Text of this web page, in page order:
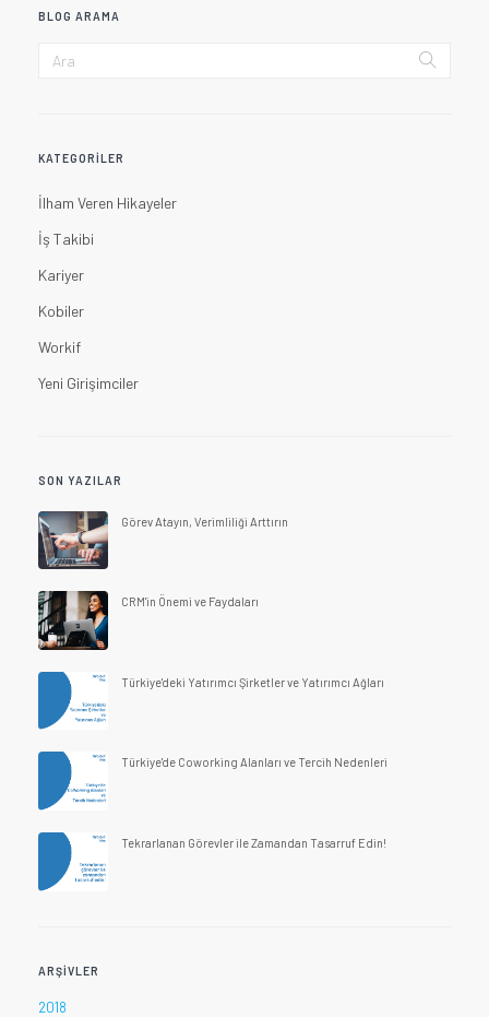
BLOG ARAMA
KATEGORILER
İlham Veren Hikayeler
İş Takibi
Kariyer
Kobiler
Workif
Yeni Girişimciler
SON YAZILAR
Görev Atayın, Verimliliği Arttırın
CRM'in Önemi ve Faydaları
Türkiye'deki Yatırımcı Şirketler ve Yatırımcı Ağları
Türkiye'de Coworking Alanları ve Tercih Nedenleri
Tekrarlanan Görevler ile Zamandan Tasarruf Edin!
ARŞIVLER
2018